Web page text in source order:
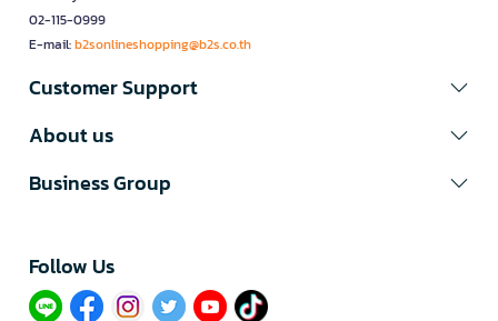
02-115-0999
E-mail:b2sonlineshopping@b2s.co.th
Customer Support
About us
Business Group
Follow Us​